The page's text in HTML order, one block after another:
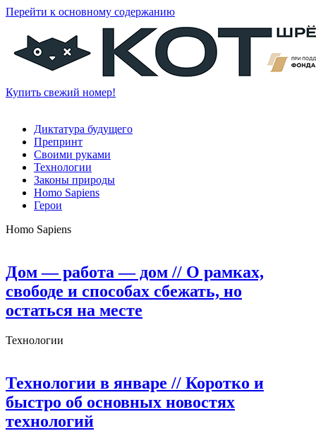
Перейти к основному содержанию
Купить свежий номер!
Диктатура будущего
Препринт
Своими руками
Технологии
Законы природы
Homo Sapiens
Герои
Homo Sapiens
Дом — работа — дом // О рамках,
свободе и способах сбежать, но
остаться на месте
Технологии
Технологии в январе // Коротко и
быстро об основных новостях
технологий